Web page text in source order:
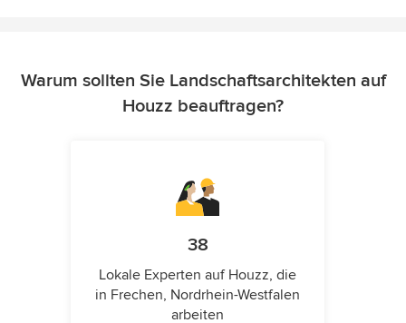
Warum sollten Sie Landschaftsarchitekten auf
Houzz beauftragen?
38
Lokale Experten auf Houzz, die
in Frechen, Nordrhein-Westfalen
arbeiten